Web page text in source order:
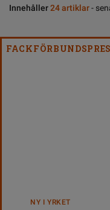
Innehåller24 artiklar-
NY I YRKET